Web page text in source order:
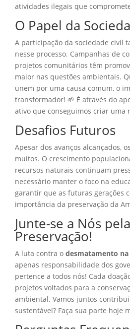
atividades ilegais que
O Papel da
A participação da sociedade civil
nesse processo. Campanhas de
projetos comunitários têm
maior nas questões ambientais.
unem por uma causa comum, o
transformador! 🌱 É através do
ativo que conseguimos criar uma
Desafios Futuros
Apesar dos avanços alcançados,
muitos. O crescimento
recursos naturais continuam
necessário manter o foco na
garantir que as futuras gerações
importância da preservação da
Junte-se a Nós pela
Preservação!
A luta contra o desmatamento
apenas responsabilidade dos
pertence a todos nós! Cada
projetos voltados para a
ambiental. Vamos juntos
sustentável? Faça sua parte hoje